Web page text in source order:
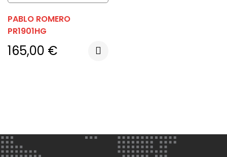
PABLO ROMERO
PR1901HG
165,00 €